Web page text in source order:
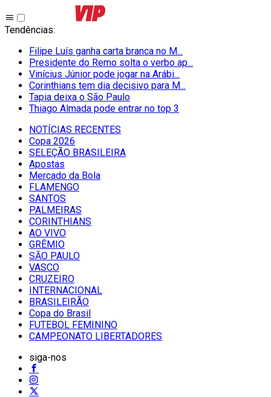
Tendências:
Filipe Luís ganha carta branca no M...
Presidente do Remo solta o verbo ap...
Vinícius Júnior pode jogar na Arábi...
Corinthians tem dia decisivo para M...
Tapia deixa o São Paulo
Thiago Almada pode entrar no top 3
NOTÍCIAS RECENTES
Copa 2026
SELEÇÃO BRASILEIRA
Apostas
Mercado da Bola
FLAMENGO
SANTOS
PALMEIRAS
CORINTHIANS
AO VIVO
GRÊMIO
SĀO PAULO
VASCO
CRUZEIRO
INTERNACIONAL
BRASILEIRÃO
Copa do Brasil
FUTEBOL FEMININO
CAMPEONATO LIBERTADORES
siga-nos